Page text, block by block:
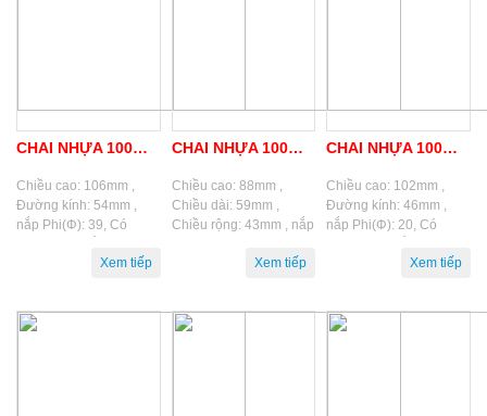
CHAI NHỰA 100ML ( TPD – 04A )
Chiều cao: 106mm ,
Đường kính: 54mm ,
nắp Phi(Φ): 39, Có
CHAI NHỰA 100ML ( TPD – V04F )
Chiều cao: 88mm ,
Chiều dài: 59mm ,
Chiều rộng: 43mm , nắp
màu nắp khác nhau.
CHAI NHỰA 100ML (TPD – 04D)
Chiều cao: 102mm ,
Đường kính: 46mm ,
nắp Phi(Φ): 20, Có